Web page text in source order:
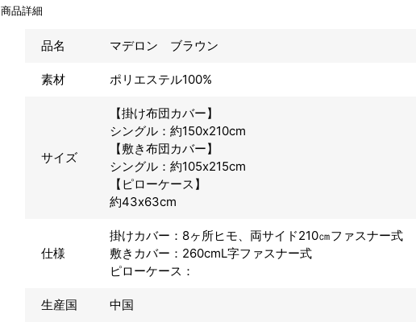
商品詳細
品名 マデロン ブラウン
素材 ポリエステル100%
サイズ
【掛け布団カバー】
シングル：約150x210cm
【敷き布団カバー】
シングル：約105x215cm
【ピローケース】
約43x63cm
仕様
掛けカバー：8ヶ所ヒモ、両サイド210㎝ファスナー式
敷きカバー：260cmL字ファスナー式
ピローケース：
生産国 中国